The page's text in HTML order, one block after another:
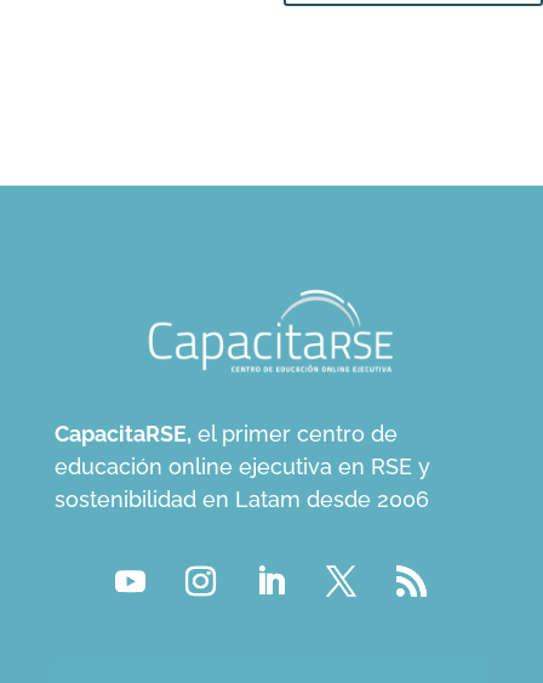
CapacitaRSE, el primer centro de
educación online ejecutiva en RSE y
sostenibilidad en Latam desde 2006